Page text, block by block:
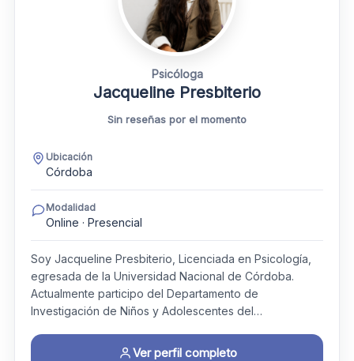
Psicóloga
Jacqueline Presbiterio
Sin reseñas por el momento
Ubicación
Córdoba
Modalidad
Online · Presencial
Soy Jacqueline Presbiterio, Licenciada en Psicología,
egresada de la Universidad Nacional de Córdoba.
Actualmente participo del Departamento de
Investigación de Niños y Adolescentes del…
Ver perfil completo